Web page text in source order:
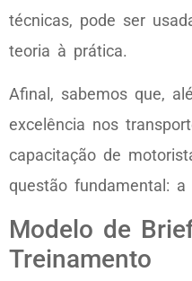
técnicas, pode ser
teoria à prática.
Afinal, sabemos que,
excelência nos
capacitação de
questão fundamental: a
Modelo de
Treinamento